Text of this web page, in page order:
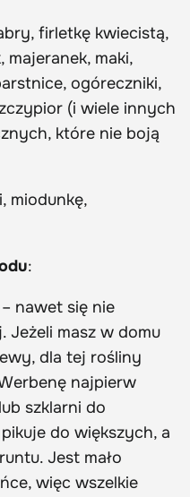
firletkę kwiecistą,
majeranek, maki,
ogóreczniki,
(i wiele innych
które nie boją
miodunkę,
:
nawet się nie
Jeżeli masz w domu
dla tej rośliny
najpierw
szklarni do
do większych, a
Jest mało
więc wszelkie